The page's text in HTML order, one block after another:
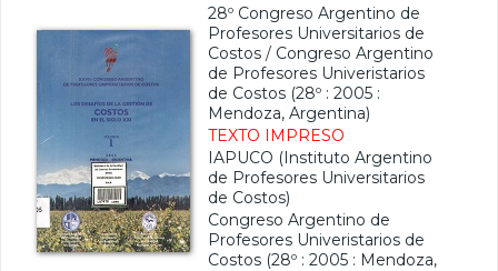
28º Congreso Argentino de
Profesores Universitarios de
Costos / Congreso Argentino
de Profesores Univeristarios
de Costos (28º : 2005 :
Mendoza, Argentina)
TEXTO IMPRESO
IAPUCO (Instituto Argentino
de Profesores Universitarios
de Costos)
Congreso Argentino de
Profesores Univeristarios de
Costos (28º : 2005 : Mendoza,